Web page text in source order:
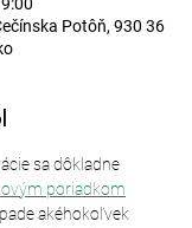
Potôň, 930 36
sa dôkladne
poriadkom
akéhokoľvek